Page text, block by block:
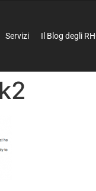
Servizi Il Blog degli